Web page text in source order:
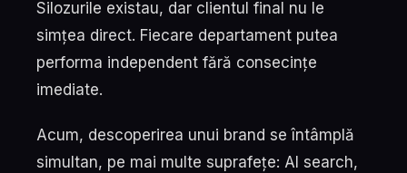
Silozurile existau, dar clientul final nu le
simțea direct. Fiecare departament putea
performa independent fără consecințe
imediate.
Acum, descoperirea unui brand se întâmplă
simultan, pe mai multe suprafețe: AI search,